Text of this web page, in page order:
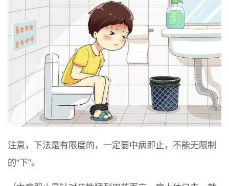
注意，下法是有限度的，一定要中病即止，不能无限制
的“下”。